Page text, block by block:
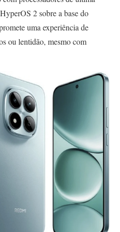
2 sobre a base do
uma experiência de
ou lentidão, mesmo com